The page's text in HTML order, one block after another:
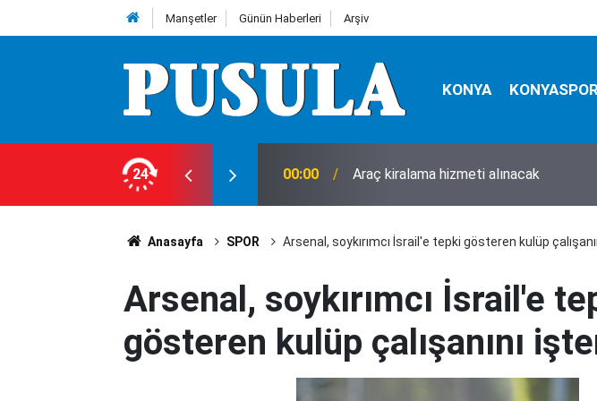
Manşetler Günün Haberleri Arşiv
KONYA KONYASPOR
24 00:00 Araç kiralama hizmeti alınacak
Anasayfa SPOR Arsenal, soykırımcı İsrail'e tepki gösteren kulüp
Arsenal, soykırımcı İsrail'e
gösteren kulüp çalışanını